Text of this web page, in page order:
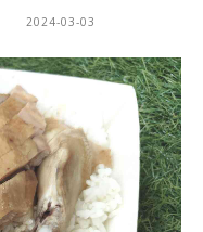
2024-03-03